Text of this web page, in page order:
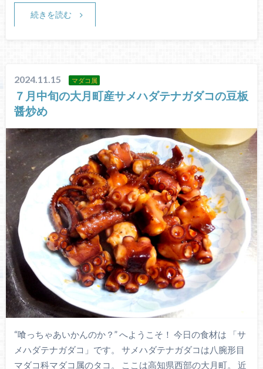
続きを読む
2024.11.15 マダコ属
７月中旬の大月町産サメハダテナガダコの豆板
醤炒め
“喰っちゃあいかんのか？” へようこそ！ 今日の食材は 「サ
メハダテナガダコ」です。 サメハダテナガダコは八腕形目
マダコ科マダコ属のタコ。 ここは高知県西部の大月町。 近